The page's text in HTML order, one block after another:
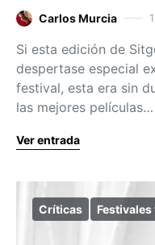
Carlos Murcia
Si esta edición de
despertase especial
festival, esta era sin
las mejores películas…
Ver entrada
Críticas